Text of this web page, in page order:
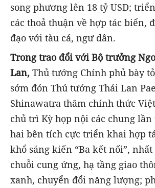
song phương lên 18 tỷ USD;
các thoả thuận về hợp tác biển,
đạo với tàu cá, ngư dân.
Trong trao đổi với Bộ trưởng
Lan, Thủ tướng Chính phủ bày
sớm đón Thủ tướng Thái Lan
Shinawatra thăm chính thức
chủ trì Kỳ họp nội các chung
hai bên tích cực triển khai hợp
khổ sáng kiến “Ba kết nối”,
chuỗi cung ứng, hạ tầng giao
xanh, chuyển đổi năng lượng;